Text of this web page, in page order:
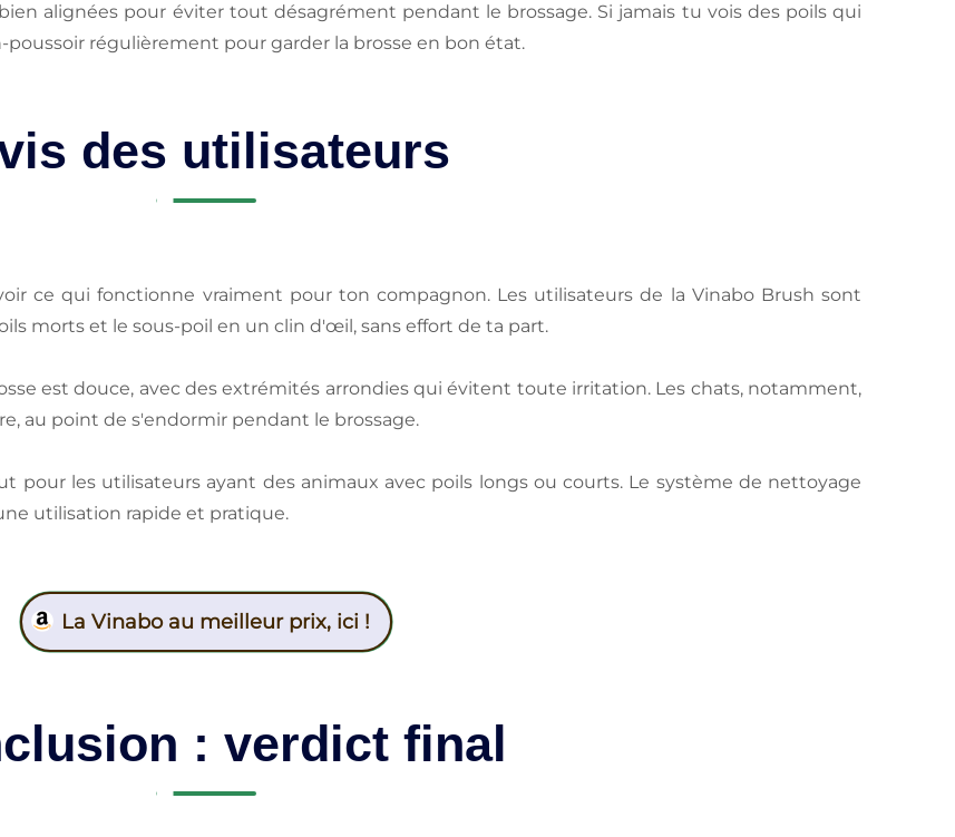
alignées pour éviter tout désagrément pendant le brossage. Si jamais tu vois des poils qui
régulièrement pour garder la brosse en bon état.
des utilisateurs
ce qui fonctionne vraiment pour ton compagnon. Les utilisateurs de la Vinabo Brush sont
morts et le sous-poil en un clin d'œil, sans effort de ta part.
est douce, avec des extrémités arrondies qui évitent toute irritation. Les chats, notamment,
au point de s'endormir pendant le brossage.
pour les utilisateurs ayant des animaux avec poils longs ou courts. Le système de nettoyage
utilisation rapide et pratique.
La Vinabo au meilleur prix, ici !
: verdict final